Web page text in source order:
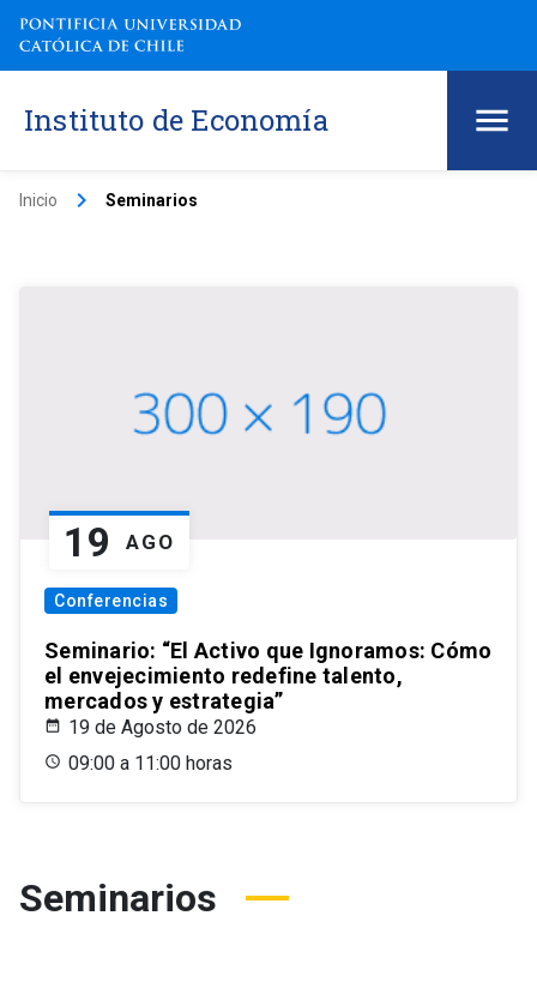
Instituto de Economía
Inicio keyboard_arrow_right Seminarios
19 AGO
Conferencias
Seminario: “El Activo que Ignoramos: Cómo
el envejecimiento redefine talento,
mercados y estrategia”
19 de Agosto de 2026
09:00 a 11:00 horas
Seminarios